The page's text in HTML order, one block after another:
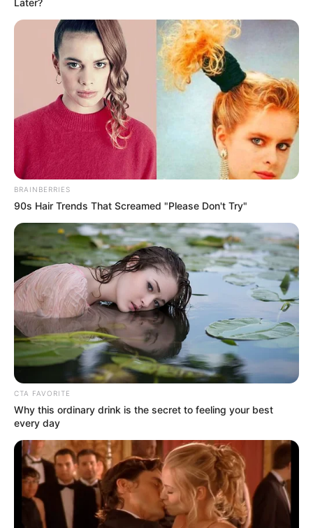
Paris-Courses: 8 – 7 – 4 – 14 – 6 – 10 – 1 – 3
Paris-Turf: 7 – 8 – 13 – 6 – 10 – 14 – 3 – 11
Paris-Turf-TIP: 14 – 13 – 7 – 10 – 6 – 15 – 1 – 3
Paris-turf.com: 7 – 14 – 8 – 4 – 13 – 6 – 10 – 1
Pronos-START: 13 – 11 – 3 – 8 – 10 – 6 – 15 – 7
RTL: 13 – 8 – 7 – 10 – 6 – 14 – 11 – 2
Spécial-Dernière: 7 – 8 – 6 – 10 – 11 – 13 – 4 – 14
Tiercé-Magazine: 6 – 10 – 8 – 13 – 7 – 11 – 14 – 1
Turfomania M: 8 – 7 – 1 – 13 – 3 – 6 – 10 – 11
Tropiques-FM: 7 – 1 – 3 – 10 – 8 – 6 – 11 – 4
Week-End: 8 – 7 – 4 – 14 – 6 – 10 – 1 – 3
Week-End-Turf.com: 7 – 8 – 10 – 6 – 13 – 14 – 4 – 1
Tous ces pronostics sont sur le logiciel 100 % gratuit
Logic-Prono. Vous n’avez plus qu’à les sélectionner
et l’unique et super logiciel du Tiercé Quarté Quinté
du jour en fera la synthèse, ce qui sera peut-être le
meilleur pronostic PMU gagnant.
BRAINBERRIES
90s Hair Trends That Screamed "Please Don't Try"
CTA FAVORITE
Why this ordinary drink is the secret to feeling your best
every day